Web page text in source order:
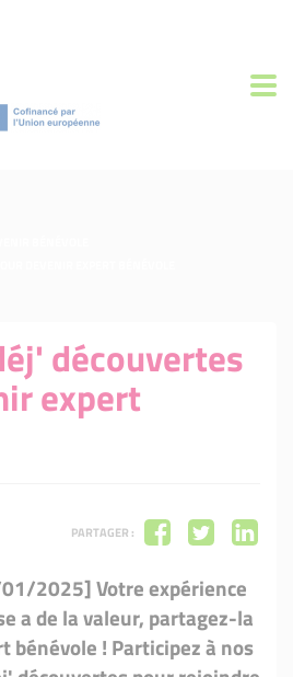
découvertes
expert
PARTAGER :
2025] Votre expérience
a de la valeur, partagez-la
bénévole ! Participez à nos